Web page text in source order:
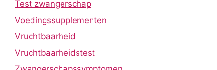
Test zwangerschap
Voedingssupplementen
Vruchtbaarheid
Vruchtbaarheidstest